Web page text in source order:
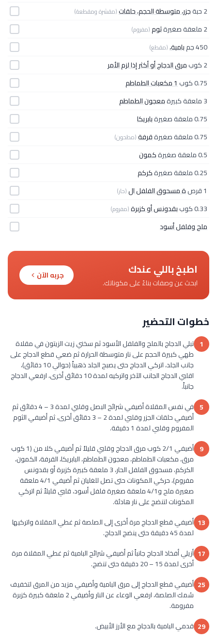
2 حبة جزر، متوسطة الحجم، حلقات(مقشرة ومقطعة)
2 ملعقة صغيرة ثوم(مفروم)
450 جم بامية،(مقطع)
2 كوب
مرق الدجاج أو أكثر إذا لزم الأمر
0.75 كوب
1 مكعبات الطماطم
3 ملعقة كبيرة
معجون الطماطم
0.75 ملعقة صغيرة
بابريكا
0.75 ملعقة صغيرة
قرفة(مطحون)
0.5 ملعقة صغيرة
كمون
0.25 ملعقة صغيرة
كركم
1 قرص
ة مسحوق الفلفل ال(حار)
0.33 كوب بقدونس أو كزبرة(مفروم)
ملح وفلفل أسود
اطبخ باللي عندك
ابحث عن وصفات بناءً على مكوناتك.
جربه الآن
خطوات التحضير
1 تبلي الدجاج بالملح والفلفل الأسود ثم سخني زيت الزيتون في مقلاة
طهي كبيرة الحجم على نار متوسطة الحرارة ثم ضعي قطع الدجاج على
جانب الجلد، اتركي الدجاج حتى يصبح الجلد ذهبياً (حوالي 10 دقائق)،
اقلبي الدجاج الجانب الآخر واتركيه لمدة 10 دقائق أخرى، ارفعي الدجاج
جانباً.
5
في نفس المقلاة أضيفي شرائح البصل وقلبي لمدة 3 – 4 دقائق ثم
أضيفي حلقات الجزر وقلبي لمدة 2 – 3 دقائق أخرى، ثم أضيفي الثوم
المفروم وقلبي لمدة 1 دقيقة.
9
أضيفي 2/1 كوب مرق الدجاج وقلبي قليلاُ ثم أضيفي كلا من (1 كوب
مرق، مكعبات الطماطم، معجون الطماطم، البابريكا، القرفة، الكمون،
الكركم، مسحوق الفلفل الحار، 3 ملعقة كبيرة كزبرة أو بقدونس
مفروم)، حركي المكونات حتى تصل للغليان ثم أضيفي 4/1 ملعقة
صغيرة ملح و4/1 ملعقة صغيرة فلفل أسود، قلبي قليلاً ثم اتركي
المكونات لتنضج على نار هادئة.
13 أضيفي قطع الدجاج مرة أخرى إلى الصلصة ثم غطي المقلاة واتركيها
لمدة 45 دقيقة حتى ينضج الدجاج.
17 أزيلي أفخاذ الدجاج جانباً ثم أضيفي شرائح البامية ثم غطي المقلاة مرة
أخرى لمدة 15 – 20 دقيقة حتى تنضج.
25 أضيفي قطع الدجاج إلى مرق البامية وأضيفي مزيد من المرق لتخفيف
سُمك الصلصة، ارفعي الوعاء عن النار وأضيفي 2 ملعقة كبيرة كزبرة
مفرومة.
29 قدمي البامية بالدجاج مع الأرز الأبيض.